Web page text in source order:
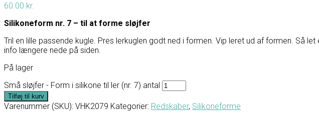
60.00 kr.
Silikoneform nr. 7 – til at forme sløjfer
Tril en lille passende kugle. Pres lerkuglen godt ned i formen. Vip leret ud af formen. Så
info længere nede på siden.
På lager
Små sløjfer - Form i silikone til ler (nr. 7) antal
Tilføj til kurv
Varenummer (SKU): VHK2079 Kategorier: Redskaber, Silikoneforme